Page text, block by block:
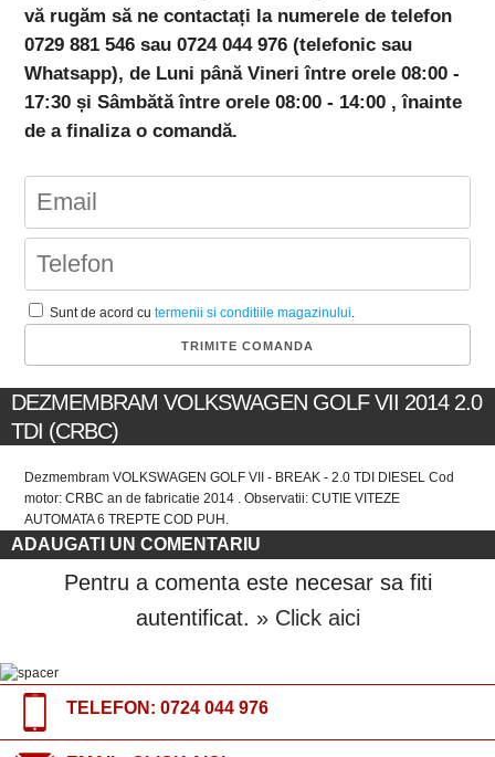
vă rugăm să ne contactați la numerele de telefon
0729 881 546 sau 0724 044 976 (telefonic sau
Whatsapp), de Luni până Vineri între orele 08:00 -
17:30 și Sâmbătă între orele 08:00 - 14:00 , înainte
de a finaliza o comandă.
Sunt de acord cutermenii si conditiile magazinului.
DEZMEMBRAM VOLKSWAGEN GOLF VII 2014 2.0
TDI (CRBC)
Dezmembram VOLKSWAGEN GOLF VII - BREAK - 2.0 TDI DIESEL Cod
motor: CRBC an de fabricatie 2014 . Observatii: CUTIE VITEZE
AUTOMATA 6 TREPTE COD PUH.
ADAUGATI UN COMENTARIU
Pentru a comenta este necesar sa fiti
autentificat. » Click aici
TELEFON: 0724 044 976